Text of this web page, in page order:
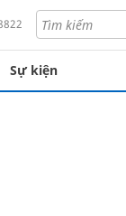
Sự kiện